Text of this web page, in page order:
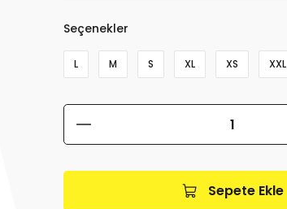
Seçenekler
L M S XL XS XXL
Sepete Ekle